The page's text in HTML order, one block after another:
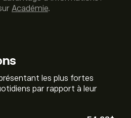
les plus fortes
par rapport à leur
Académie.